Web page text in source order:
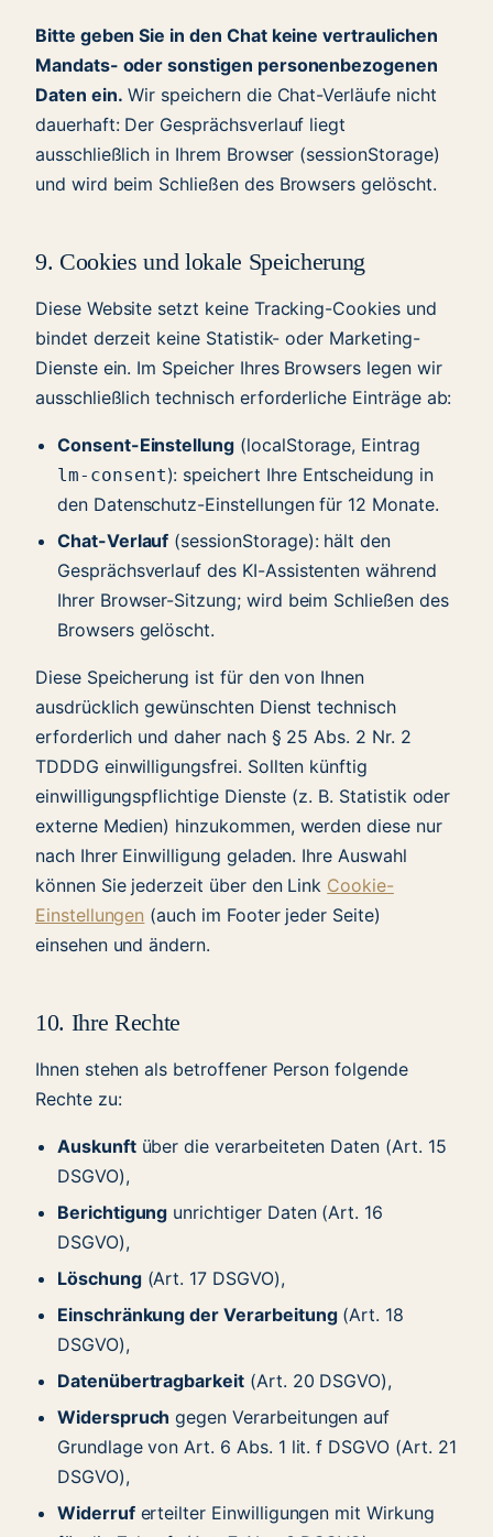
Bitte geben Sie in den Chat keine vertraulichen
Mandats- oder sonstigen personenbezogenen
Daten ein. Wir speichern die Chat-Verläufe nicht
dauerhaft: Der Gesprächsverlauf liegt
ausschließlich in Ihrem Browser (sessionStorage)
und wird beim Schließen des Browsers gelöscht.
9. Cookies und lokale Speicherung
Diese Website setzt keine Tracking-Cookies und
bindet derzeit keine Statistik- oder Marketing-
Dienste ein. Im Speicher Ihres Browsers legen wir
ausschließlich technisch erforderliche Einträge ab:
Consent-Einstellung (localStorage, Eintrag
lm-consent): speichert Ihre Entscheidung in
den Datenschutz-Einstellungen für 12 Monate.
Chat-Verlauf (sessionStorage): hält den
Gesprächsverlauf des KI-Assistenten während
Ihrer Browser-Sitzung; wird beim Schließen des
Browsers gelöscht.
Diese Speicherung ist für den von Ihnen
ausdrücklich gewünschten Dienst technisch
erforderlich und daher nach § 25 Abs. 2 Nr. 2
TDDDG einwilligungsfrei. Sollten künftig
einwilligungspflichtige Dienste (z. B. Statistik oder
externe Medien) hinzukommen, werden diese nur
nach Ihrer Einwilligung geladen. Ihre Auswahl
können Sie jederzeit über den Link Cookie-
Einstellungen (auch im Footer jeder Seite)
einsehen und ändern.
10. Ihre Rechte
Ihnen stehen als betroffener Person folgende
Rechte zu:
Auskunftüber die verarbeiteten Daten (Art. 15
DSGVO),
Berichtigung unrichtiger Daten (Art. 16
DSGVO),
Löschung(Art. 17 DSGVO),
Einschränkung der Verarbeitung(Art. 18
DSGVO),
Datenübertragbarkeit(Art. 20 DSGVO),
Widerspruch gegen Verarbeitungen auf
Grundlage von Art. 6 Abs. 1 lit. f DSGVO (Art. 21
DSGVO),
Widerruferteilter Einwilligungen mit Wirkung